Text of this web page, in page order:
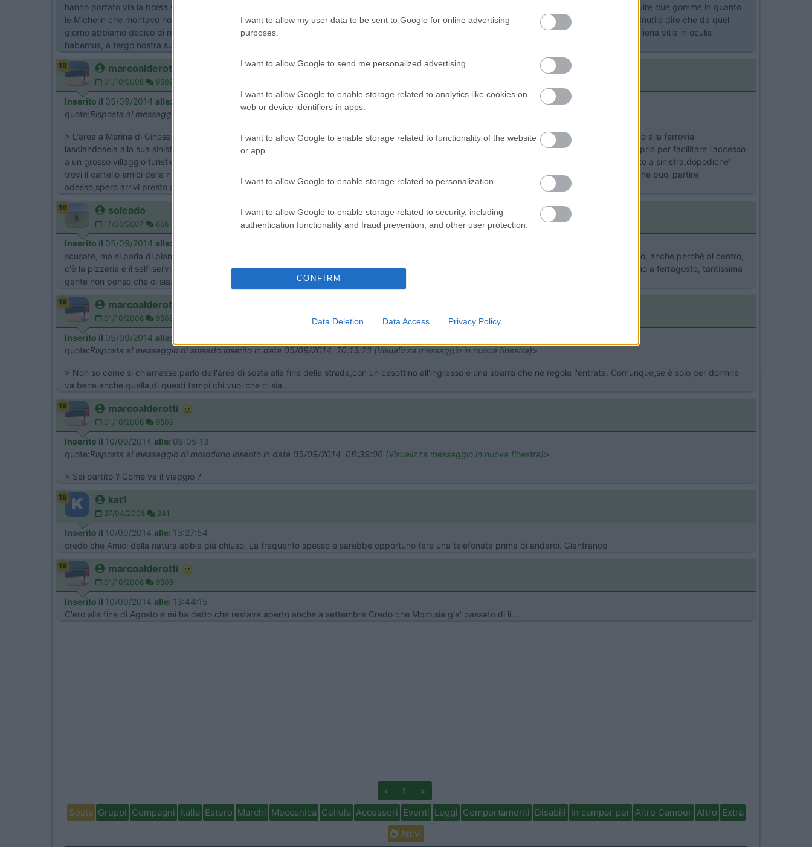
I want to allow my user data to be sent to Google for online advertising
purposes.
I want to allow Google to send me personalized advertising.
I want to allow Google to enable storage related to analytics like cookies on
web or device identifiers in apps.
I want to allow Google to enable storage related to functionality of the website
or app.
I want to allow Google to enable storage related to personalization.
I want to allow Google to enable storage related to security, including
authentication functionality and fraud prevention, and other user protection.
CONFIRM
Data Deletion Data Access Privacy Policy
hanno portato via la borsa.Conseguenza:sparito telefonino,occhiali,soldi,chiavi di casa.documenti e borsa.Per completare l'opera ho dovuto sostituire due gomme in quanto
le Michelin che montavo non sono piu' disponibili con lo stesso disegno.tot. circa 1000 euro di danni e tutto lo stress che ti porti dietro.[:(][:(][:(][:(]Inutile dire che da quel
giorno abbiamo deciso di rinunciare alla sosta libera,che ho sempre praticato senza problemi,ma che ora non mi sento di consigliare,visti i tempi. aliena vitia in oculis
habemus, a tergo nostra sunt.
19 marcoalderotti
01/10/2006 9509
Inserito il 05/09/2014 alle:
quote:Risposta al messaggio di morodirho inserito in data 05/09/2014 17:06:14 (
> L'area a Marina di Ginosa non è segnalata,so che tu,come me,non ami il navigatore... Arrivi a marina e prendi la strada principale,che scorre vicino alla ferrovia
lasciandosela alla sua sinistra. Al termine del paese trovi un bivio e una fontana in mezzo,tu prosegui direzione metaponto.La strada si allarga ,proprio per facilitare l'accesso
a un grosso villaggio turistico ,quando si restringe trovi a sinistra una grossa discesa( sottopasso) che passa sotto la ferrovia scendi,sali e vai subito a sinistra,dopodiche'
trovi il cartello amici della natura e su strada sterrata arrivi in 500 mt all'area. Se è chiuso il cancelllo chiami il proprietario che te lo apre. Beato te che puoi partire
adesso,spero arrivi presto anche a mia pensione...[:)]
19 soleado
17/06/2007 666
Inserito il 05/09/2014 alle:
scusate, ma si parla di pianeta nettuno, o l'altra?, perchè se si parla solo di dormire, e visto anche la data penso che il pianeta nettuno va benissimo, anche perchè al centro,
c'è la pizzeria e il self-service. quindi io mi sento di consigliarlo ci sono stato varie volte, è vero che le piazzole sono piccole, ma visto che non siamo a ferragosto, tantissima
gente non penso che ci sia. ciao CARMINE
19 marcoalderotti
01/10/2006 9509
Inserito il 05/09/2014 alle:
quote:Risposta al messaggio di soleado inserito in data 05/09/2014 20:13:23 (Visualizza messaggio in nuova finestra)>
> Non so come si chiamasse,parlo dell'area di sosta alla fine della strada,con un casottino all'ingresso e una sbarra che ne regola l'entrata. Comunque,se è solo per dormire
va bene anche quella,di questi tempi chi vuoi che ci sia...
19 marcoalderotti
01/10/2006 9509
Inserito il 10/09/2014 alle: 06:05:13
quote:Risposta al messaggio di morodirho inserito in data 05/09/2014 08:39:06 (Visualizza messaggio in nuova finestra)>
> Sei partito ? Come va il viaggio ?
18 kat1
27/04/2008 241
Inserito il 10/09/2014 alle: 13:27:54
credo che Amici della natura abbia già chiuso. La frequento spesso e sarebbe opportuno fare una telefonata prima di andarci. Gianfranco
19 marcoalderotti
01/10/2006 9509
Inserito il 10/09/2014 alle: 13:44:15
C'ero alla fine di Agosto e mi ha detto che restava aperto anche a settembre Credo che Moro,sia gia' passato di li...
< 1 >
Sosta Gruppi Compagni Italia Estero Marchi Meccanica Cellula Accessori Eventi Leggi Comportamenti Disabili In camper per Altro Camper Altro Extra
Attivi